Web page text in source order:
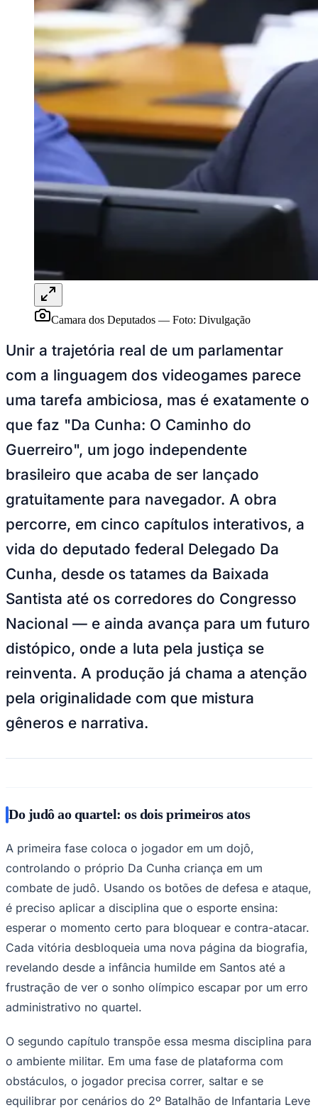
Juventude
Ceará
Redação Jornal de Barueri
30 de junho de 2026 às 10:36
Camara dos Deputados—Foto: Divulgação
Unir a trajetória real de um parlamentar
com a linguagem dos videogames parece
uma tarefa ambiciosa, mas é exatamente o
que faz "Da Cunha: O Caminho do
Guerreiro", um jogo independente
gratuitamente para navegador. A obra
vida do deputado federal Delegado Da
Cunha, desde os tatames da Baixada
Santista até os corredores do Congresso
Nacional — e ainda avança para um futuro
distópico, onde a luta pela justiça se
reinventa. A produção já chama a atenção
pela originalidade com que mistura
gêneros e narrativa.